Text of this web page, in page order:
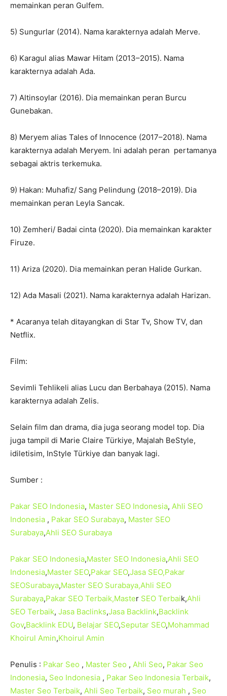
memainkan peran Gulfem.
5) Sungurlar (2014). Nama karakternya adalah Merve.
6) Karagul alias Mawar Hitam (2013–2015). Nama
karakternya adalah Ada.
7) Altinsoylar (2016). Dia memainkan peran Burcu
Gunebakan.
8) Meryem alias Tales of Innocence (2017–2018). Nama
karakternya adalah Meryem. Ini adalah peran pertamanya
sebagai aktris terkemuka.
9) Hakan: Muhafiz/ Sang Pelindung (2018–2019). Dia
memainkan peran Leyla Sancak.
10) Zemheri/ Badai cinta (2020). Dia memainkan karakter
Firuze.
11) Ariza (2020). Dia memainkan peran Halide Gurkan.
12) Ada Masali (2021). Nama karakternya adalah Harizan.
* Acaranya telah ditayangkan di Star Tv, Show TV, dan
Netflix.
Film:
Sevimli Tehlikeli alias Lucu dan Berbahaya (2015). Nama
karakternya adalah Zelis.
Selain film dan drama, dia juga seorang model top. Dia
juga tampil di Marie Claire Türkiye, Majalah BeStyle,
idiletisim, InStyle Türkiye dan banyak lagi.
Sumber :
Pakar SEO Indonesia, Master SEO Indonesia, Ahli SEO
Indonesia , Pakar SEO Surabaya, Master SEO
Surabaya,Ahli SEO Surabaya
Pakar SEO Indonesia,Master SEO Indonesia,Ahli SEO
Indonesia,Master SEO,Pakar SEO,Jasa SEO,Pakar
SEOSurabaya,Master SEO Surabaya,Ahli SEO
Surabaya,Pakar SEO Terbaik,Master SEO Terbaik,Ahli
SEO Terbaik, Jasa Baclinks,Jasa Backlink,Backlink
Gov,Backlink EDU, Belajar SEO,Seputar SEO,Mohammad
Khoirul Amin,Khoirul Amin
Penulis : Pakar Seo , Master Seo , Ahli Seo, Pakar Seo
Indonesia, Seo Indonesia , Pakar Seo Indonesia Terbaik,
Master Seo Terbaik, Ahli Seo Terbaik, Seo murah , Seo